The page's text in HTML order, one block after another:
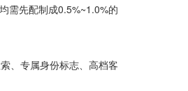
需先配制成0.5%~1.0%的
、专属身份标志、高档客